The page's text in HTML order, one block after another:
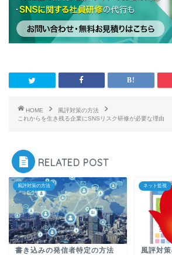
HOME
風評対策の方法
これからを生き残る企業にSNSリスク研修が必要な理由
RELATED POST
風評対策の方法
書き込みの発信者特定の方法
ネット監視
風評対